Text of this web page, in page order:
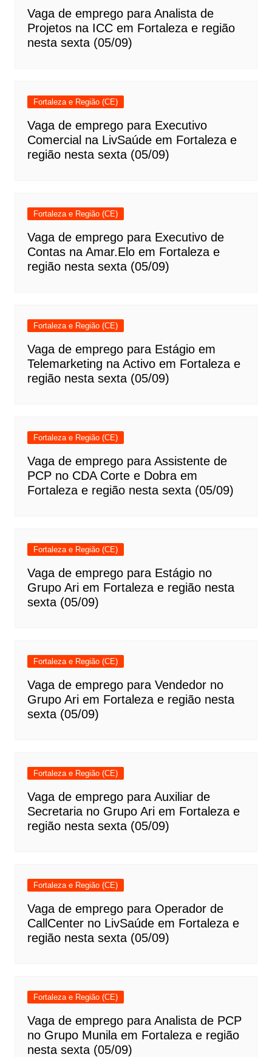
Vaga de emprego para Analista de
Projetos na ICC em Fortaleza e região
nesta sexta (05/09)
Fortaleza e Região (CE)
Vaga de emprego para Executivo
Comercial na LivSaúde em Fortaleza e
região nesta sexta (05/09)
Fortaleza e Região (CE)
Vaga de emprego para Executivo de
Contas na Amar.Elo em Fortaleza e
região nesta sexta (05/09)
Fortaleza e Região (CE)
Vaga de emprego para Estágio em
Telemarketing na Activo em Fortaleza e
região nesta sexta (05/09)
Fortaleza e Região (CE)
Vaga de emprego para Assistente de
PCP no CDA Corte e Dobra em
Fortaleza e região nesta sexta (05/09)
Fortaleza e Região (CE)
Vaga de emprego para Estágio no
Grupo Ari em Fortaleza e região nesta
sexta (05/09)
Fortaleza e Região (CE)
Vaga de emprego para Vendedor no
Grupo Ari em Fortaleza e região nesta
sexta (05/09)
Fortaleza e Região (CE)
Vaga de emprego para Auxiliar de
Secretaria no Grupo Ari em Fortaleza e
região nesta sexta (05/09)
Fortaleza e Região (CE)
Vaga de emprego para Operador de
CallCenter no LivSaúde em Fortaleza e
região nesta sexta (05/09)
Fortaleza e Região (CE)
Vaga de emprego para Analista de PCP
no Grupo Munila em Fortaleza e região
nesta sexta (05/09)